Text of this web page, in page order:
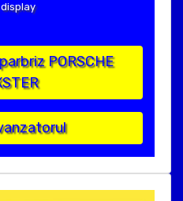
PORSCHE